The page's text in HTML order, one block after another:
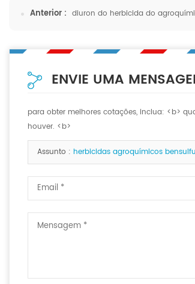
Anterior : diuron do herbicida do
ENVIE UMA
para obter melhores cotações, inclua: <b>
houver. <b>
Assunto : herbicidas agroquímicos